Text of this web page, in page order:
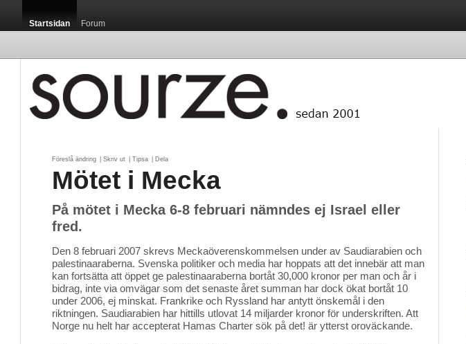
Startsidan Forum
Föreslå ändring Skriv ut Tipsa Dela
Mötet i Mecka
På mötet i Mecka 6-8 februari nämndes ej Israel eller
fred.
Den 8 februari 2007 skrevs Meckaöverenskommelsen under av Saudiarabien och
palestinaaraberna. Svenska politiker och media har hoppats att det innebär att man
kan fortsätta att öppet ge palestinaaraberna bortåt 30,000 kronor per man och år i
bidrag, inte via omvägar som det senaste året summan har dock ökat bortåt 10
under 2006, ej minskat. Frankrike och Ryssland har antytt önskemål i den
riktningen. Saudiarabien har hittills utlovat 14 miljarder kronor för underskriften. Att
Norge nu helt har accepterat Hamas Charter sök på det! är ytterst oroväckande.